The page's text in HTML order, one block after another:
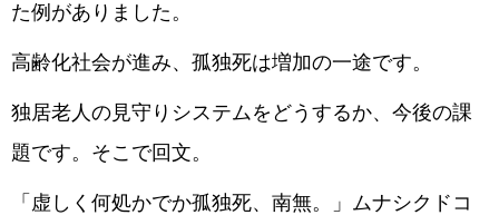
た例がありました。
高齢化社会が進み、孤独死は増加の一途です。
独居老人の見守りシステムをどうするか、今後の課
題です。そこで回文。
「虚しく何処かでか孤独死、南無。」ムナシクドコ